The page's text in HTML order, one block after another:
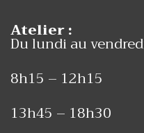
Atelier :
Du lundi au
8h15 – 12h15
13h45 – 18h30